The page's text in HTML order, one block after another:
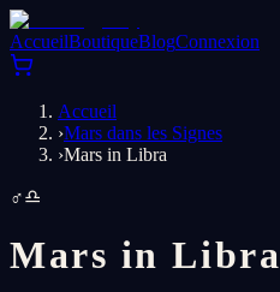
AccueilBoutiqueBlogConnexion
Accueil
›Mars dans les Signes
›Mars in Libra
♂♎
Mars inLibra